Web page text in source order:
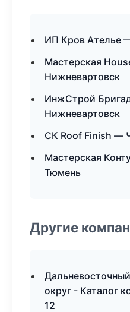
ИП Кров Ателье
Мастерская
Нижневартовск
ИнжСтрой
Нижневартовск
СК Roof Finish —
Мастерская
Тюмень
Другие
округ - Каталог
12